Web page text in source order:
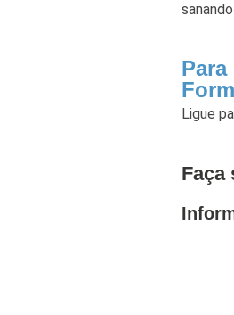
Ligue
Faça